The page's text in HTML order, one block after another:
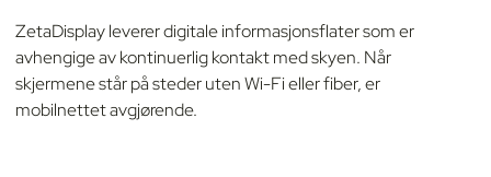
ZetaDisplay leverer digitale informasjonsflater som er
avhengige av kontinuerlig kontakt med skyen. Når
skjermene står på steder uten Wi-Fi eller fiber, er
mobilnettet avgjørende.